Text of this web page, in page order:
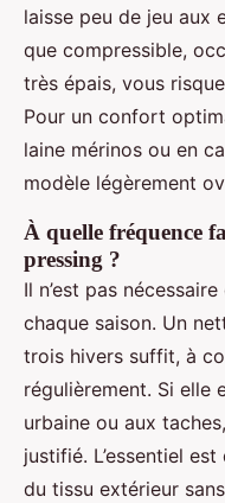
laisse peu de jeu aux
que compressible,
très épais, vous
Pour un confort
laine mérinos ou en
modèle légèrement
À quelle fréquence
pressing ?
Il n’est pas
chaque saison. Un
trois hivers suffit, à
régulièrement. Si elle
urbaine ou aux
justifié. L’essentiel
du tissu extérieur